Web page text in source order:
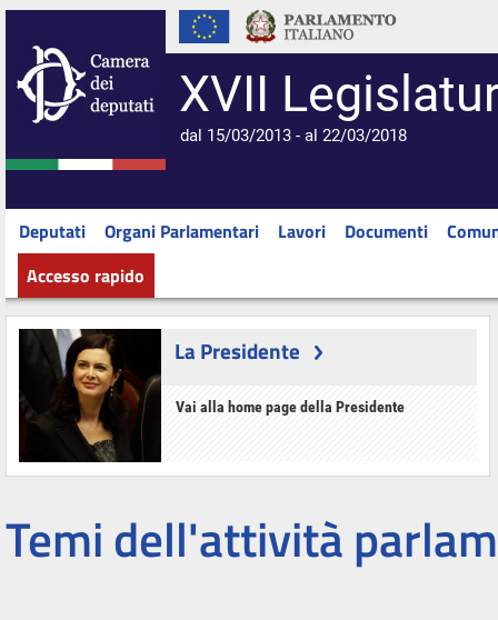
XVII
dal 15/03/2013 - al 22/03/2018
Deputati Organi Parlamentari Lavori Documenti
Accesso rapido
La Presidente
Vai alla home page della Presidente
Temi dell'attività